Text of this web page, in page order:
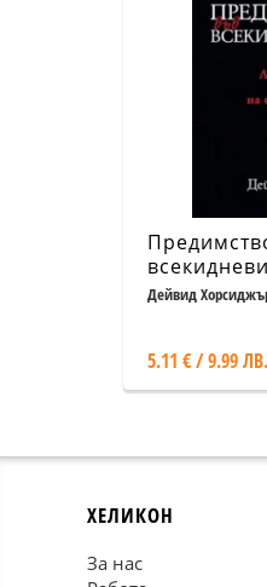
Дейвид
5.11 € / 9.99 ЛВ.
ХЕЛИКОН
За нас